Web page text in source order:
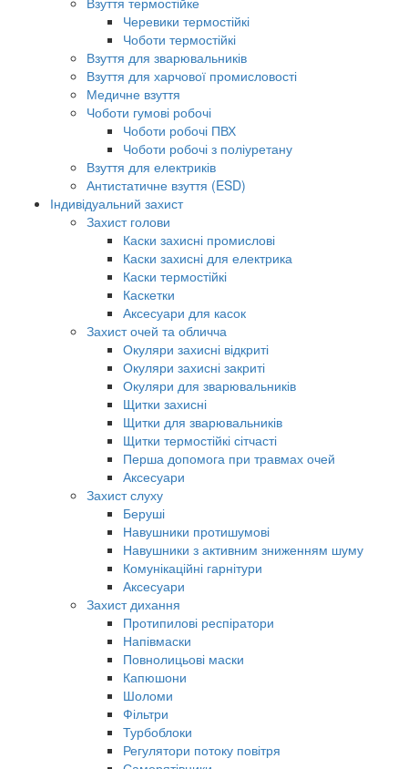
Черевики термостійкі
Чоботи термостійкі
Взуття для зварювальників
Взуття для харчової промисловості
Медичне взуття
Чоботи гумові робочі
Чоботи робочі ПВХ
Чоботи робочі з поліуретану
Взуття для електриків
Антистатичне взуття (ESD)
Індивідуальний захист
Захист голови
Каски захисні промислові
Каски захисні для електрика
Каски термостійкі
Каскетки
Аксесуари для касок
Захист очей та обличча
Окуляри захисні відкриті
Окуляри захисні закриті
Окуляри для зварювальників
Щитки захисні
Щитки для зварювальників
Щитки термостійкі сітчасті
Перша допомога при травмах очей
Аксесуари
Захист слуху
Беруші
Навушники протишумові
Навушники з активним зниженням шуму
Комунікаційні гарнітури
Аксесуари
Захист дихання
Протипилові респіратори
Напівмаски
Повнолицьові маски
Капюшони
Шоломи
Фільтри
Турбоблоки
Регулятори потоку повітря